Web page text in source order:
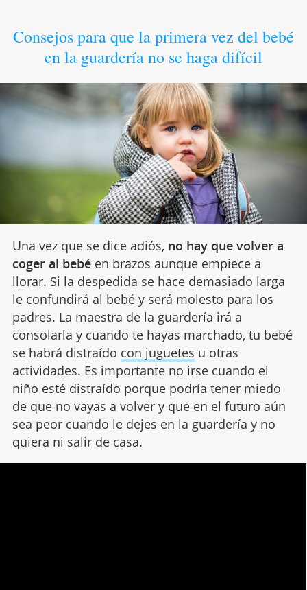
Consejos para que la primera vez del bebé
en la guardería no se haga difícil
Una vez que se dice adiós, no hay que volver a
coger al bebéen brazos aunque empiece a
llorar. Si la despedida se hace demasiado larga
le confundirá al bebé y será molesto para los
padres. La maestra de la guardería irá a
consolarla y cuando te hayas marchado, tu bebé
se habrá distraído con juguetes u otras
actividades. Es importante no irse cuando el
niño esté distraído porque podría tener miedo
de que no vayas a volver y que en el futuro aún
sea peor cuando le dejes en la guardería y no
quiera ni salir de casa.